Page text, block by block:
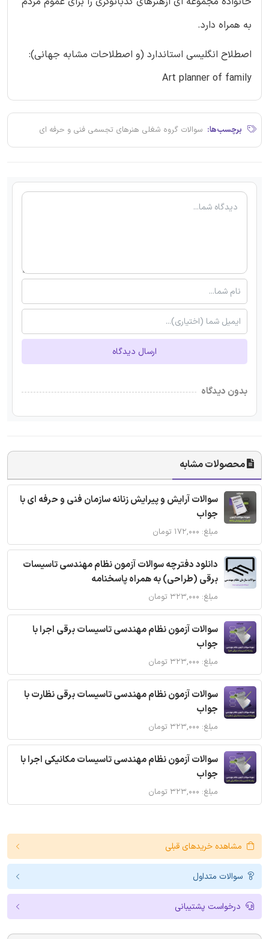
به همراه دارد.
اصطلاح انگلیسی استاندارد (و اصطلاحات مشابه جهانی):
Art planner of family
برچسب‌ها: سوالات گروه شغلی هنرهای تجسمی فنی و حرفه ای
ارسال دیدگاه
بدون دیدگاه
محصولات مشابه
سوالات آرایش و پیرایش زنانه سازمان فنی و حرفه ای با
جواب
مبلغ: ۱۷۲,۰۰۰ تومان
دانلود دفترچه سوالات آزمون نظام مهندسی تاسیسات
برقی (طراحی) به همراه پاسخنامه
مبلغ: ۳۲۳,۰۰۰ تومان
سوالات آزمون نظام مهندسی تاسیسات برقی اجرا با
جواب
مبلغ: ۳۲۳,۰۰۰ تومان
سوالات آزمون نظام مهندسی تاسیسات برقی نظارت با
جواب
مبلغ: ۳۲۳,۰۰۰ تومان
سوالات آزمون نظام مهندسی تاسیسات مکانیکی اجرا با
جواب
مبلغ: ۳۲۳,۰۰۰ تومان
مشاهده خریدهای قبلی
سوالات متداول
درخواست پشتیبانی